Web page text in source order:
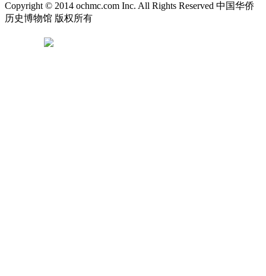
Copyright © 2014 ochmc.com Inc. All Rights Reserved 中国华侨
历史博物馆 版权所有